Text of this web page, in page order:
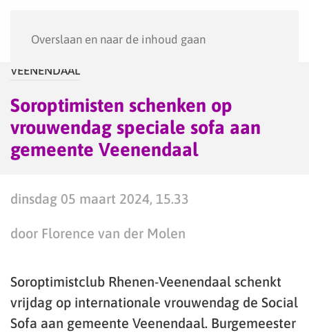
Overslaan en naar de inhoud gaan
VEENENDAAL
Soroptimisten schenken op
vrouwendag speciale sofa aan
gemeente Veenendaal
dinsdag 05 maart 2024, 15.33
door Florence van der Molen
Soroptimistclub Rhenen-Veenendaal schenkt
vrijdag op internationale vrouwendag de Social
Sofa aan gemeente Veenendaal. Burgemeester